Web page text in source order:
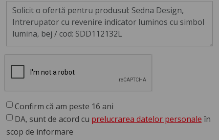
Confirm că am peste 16 ani
DA, sunt de acord cu prelucrarea datelor personale în
scop de informare